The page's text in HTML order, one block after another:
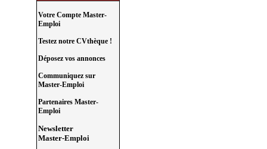
Votre Compte Master-
Emploi
Testez notre CVthèque !
Déposez vos annonces
Communiquez sur
Master-Emploi
Partenaires Master-
Emploi
Newsletter
Master-Emploi